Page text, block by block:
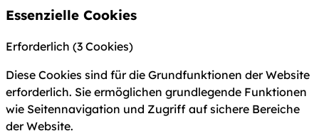
Essenzielle Cookies
Erforderlich (3 Cookies)
Diese Cookies sind für die Grundfunktionen der Website
erforderlich. Sie ermöglichen grundlegende Funktionen
wie Seitennavigation und Zugriff auf sichere Bereiche
der Website.